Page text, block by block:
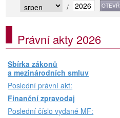
/
Právní akty 2026
Sbírka zákonů
a mezinárodních smluv
Poslední právní akt:
Finanční zpravodaj
Poslední číslo vydané MF: